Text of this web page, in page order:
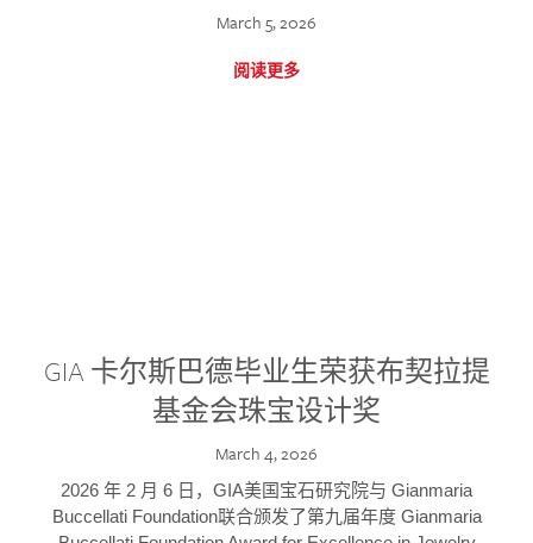
March 5, 2026
阅读更多
GIA 卡尔斯巴德毕业生荣获布契拉提
基金会珠宝设计奖
March 4, 2026
2026 年 2 月 6 日，GIA美国宝石研究院与 Gianmaria
Buccellati Foundation联合颁发了第九届年度 Gianmaria